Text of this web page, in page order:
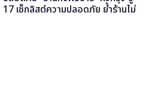
17 เช็กลิสต์ความปลอดภัย ย้ำร้านไม่